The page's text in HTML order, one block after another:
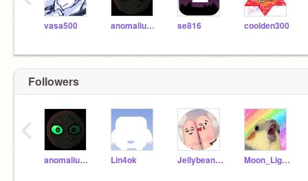
vasa500 anomalius27 se816 coolden300
Followers
anomalius27 Lin4ok Jellybeans006 Moon_Light321
‹